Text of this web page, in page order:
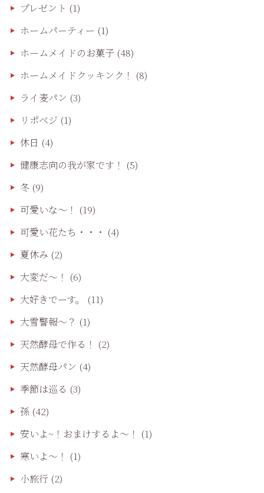
プレゼント (1)
ホームパーティー (1)
ホームメイドのお菓子(48)
ホームメイドクッキンク！ (8)
ライ麦パン (3)
リポベジ (1)
休日 (4)
健康志向の我が家です！ (5)
冬(9)
可愛いな〜！ (19)
可愛い花たち・・・ (4)
夏休み (2)
大変だ〜！ (6)
大好きでーす。
(11)
大雪警報〜？ (1)
天然酵母で作る！ (2)
天然酵母パン (4)
季節は巡る (3)
孫(42)
安いよ~！おまけするよ～！ (1)
寒いよ～！ (1)
小旅行 (2)